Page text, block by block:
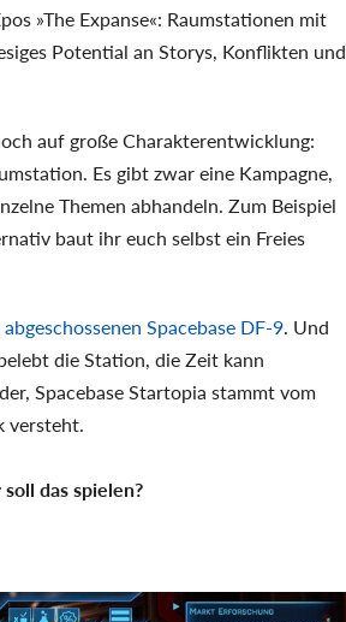
»The Expanse«: Raumstationen mit
Potential an Storys, Konflikten und
auf große Charakterentwicklung:
Es gibt zwar eine Kampagne,
Themen abhandeln. Zum Beispiel
baut ihr euch selbst ein Freies
Spacebase DF-9. Und
die Station, die Zeit kann
Spacebase Startopia stammt vom
versteht.
das spielen?